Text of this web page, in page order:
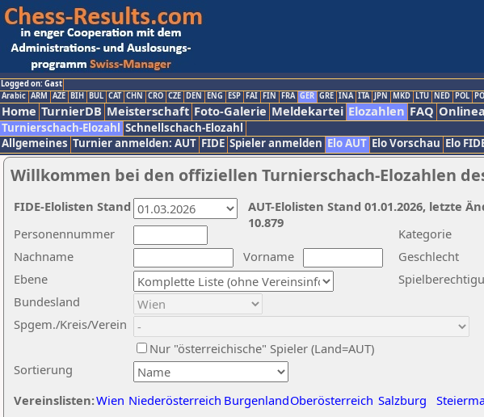
Logged on: Gast
Arabic ARM AZE BIH BUL CAT CHN CRO CZE DEN ENG ESP FAI FIN FRA GER GRE INA ITA JPN MKD LTU NED POL
Home TurnierDB Meisterschaft Foto-Galerie Meldekartei Elozahlen FAQ
Turnierschach-Elozahl Schnellschach-Elozahl
Allgemeines Turnier anmelden: AUT FIDE Spieler anmelden Elo AUT Elo Vorschau Elo
Willkommen bei den offiziellen Turnierschach-Elozahlen
Nachname
Vorname
Ebene
Kategorie
Sortierung
Personennummer
Bundesland
Spgem./Kreis/Verein
Geschlecht
Nur "österreichische" Spieler (Land=AUT)
Vereinslisten:Wien Niederösterreich BurgenlandOberösterreich Salzburg
AUT-Elolisten Stand 01.01.2026, letzte
10.879
FIDE-Elolisten Stand